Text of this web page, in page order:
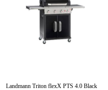
Landmann Triton flexX PTS 4.0 Black